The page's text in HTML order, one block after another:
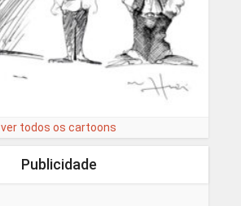
ver todos os cartoons
Publicidade